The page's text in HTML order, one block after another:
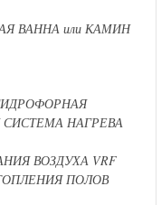
ВАННА или КАМИН
НАГРЕВА
ВОЗДУХА VRF
ПОЛОВ